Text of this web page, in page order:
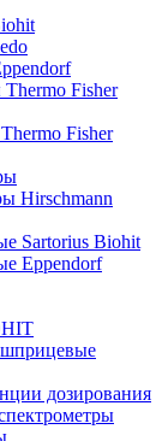
Fisher
Fisher
Hirschmann
Sartorius Biohit
Eppendorf
дозирования